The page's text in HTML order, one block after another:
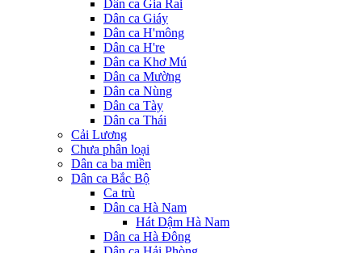
Dân ca Gia Rai
Dân ca Giáy
Dân ca H'mông
Dân ca H're
Dân ca Khơ Mú
Dân ca Mường
Dân ca Nùng
Dân ca Tày
Dân ca Thái
Cải Lương
Chưa phân loại
Dân ca ba miền
Dân ca Bắc Bộ
Ca trù
Dân ca Hà Nam
Hát Dậm Hà Nam
Dân ca Hà Đông